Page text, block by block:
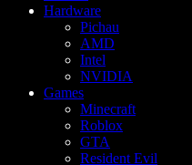
Hardware
Pichau
AMD
Intel
NVIDIA
Games
Minecraft
Roblox
GTA
Resident Evil